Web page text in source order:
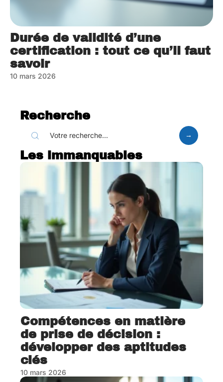
Durée de validité d’une
certification : tout ce qu’il faut
savoir
10 mars 2026
Recherche
Les immanquables
Compétences en matière
de prise de décision :
développer des aptitudes
clés
10 mars 2026